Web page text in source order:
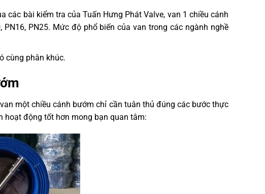
các bài kiểm tra của Tuấn Hưng Phát Valve, van 1 chiều cánh
PN25. Mức độ phổ biến của van trong các ngành nghề
cùng phân khúc.
một chiều cánh bướm chỉ cần tuân thủ đúng các bước thực
hoạt động tốt hơn mong bạn quan tâm: